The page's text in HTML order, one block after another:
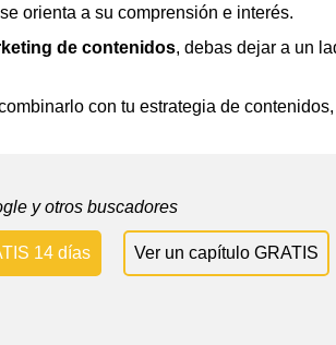
orienta a su comprensión e interés.
de contenidos, debas dejar a un
con tu estrategia de
y otros buscadores
14 días Ver un capítulo GRATIS